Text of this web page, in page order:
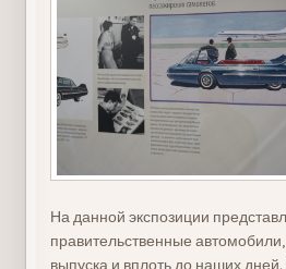
На данной экспозиции
правительственные
выпуска и вплоть до наших дней.